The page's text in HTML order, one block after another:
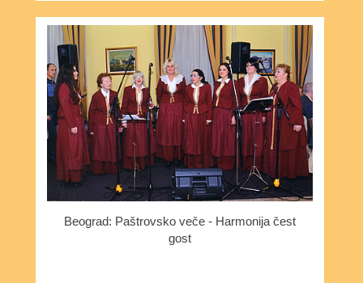
Beograd: Paštrovsko veče - Harmonija čest
gost